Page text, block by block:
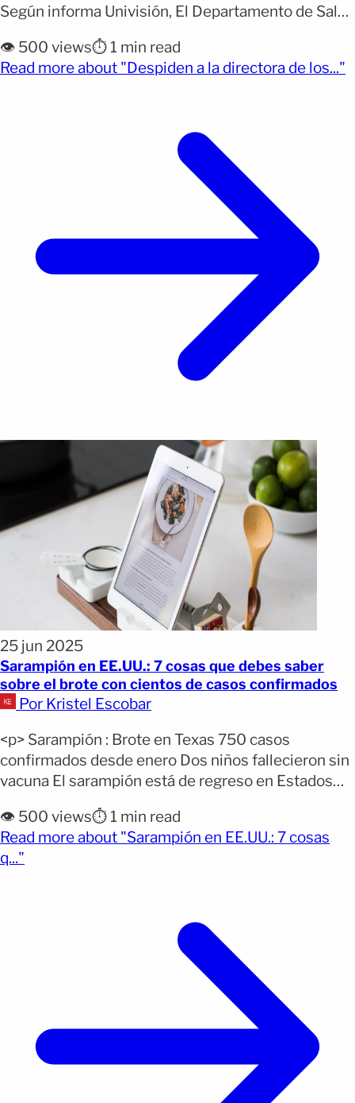
Según informa Univisión, El Departamento de Salud
este miércoles la destitución de Susan Monarez
como directora de los Centros para el Control y la
👁️ 500 views⏱️ 1 min read
Read more about "Despiden a la directora de los..."
25 jun 2025
Sarampión en EE.UU.: 7 cosas que debes saber
sobre el brote con cientos de casos confirmados
Por Kristel Escobar
<p> Sarampión : Brote en Texas 750 casos
confirmados desde enero Dos niños fallecieron sin
vacuna El sarampión está de regreso en Estados
años fue considerado una enfermedad casi
erradicada gracias a la vacunación, un nuevo brote
está causando alarma, especialmente en Texas. Ya
👁️ 500 views⏱️ 1 min read
Read more about "Sarampión en EE.UU.: 7 cosas
q..."